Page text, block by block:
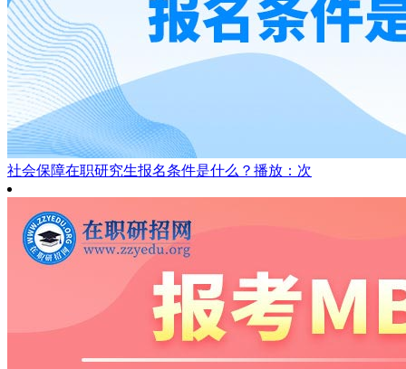
社会保障在职研究生报名条件是什么？ 播放：次